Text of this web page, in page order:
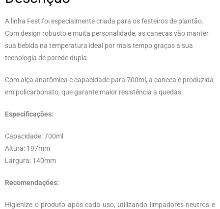
A linha Fest foi especialmente criada para os festeiros de plantão.
Com design robusto e muita personalidade, as canecas vão manter
sua bebida na temperatura ideal por mais tempo graças a sua
tecnologia de parede dupla.
Com alça anatômica e capacidade para 700ml, a caneca é produzida
em policarbonato, que garante maior resistência a quedas.
Especificações:
Capacidade: 700ml
Altura: 197mm
Largura: 140mm
Recomendações:
Higienize o produto após cada uso, utilizando limpadores neutros e